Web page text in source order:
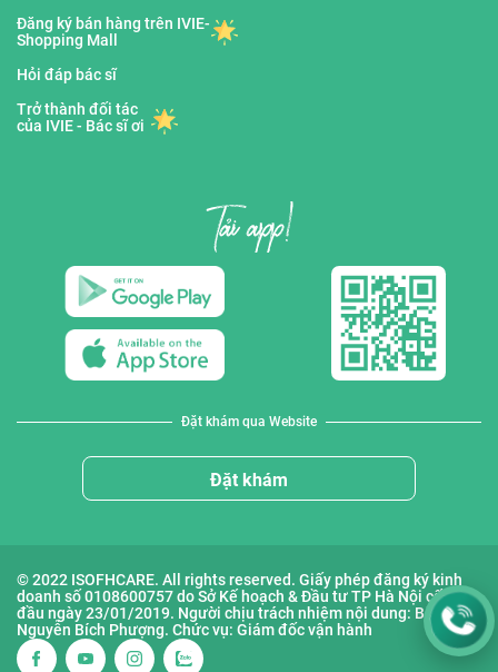
Đăng ký bán hàng trên IVIE-
Shopping Mall
Hỏi đáp bác sĩ
Trở thành đối tác
của IVIE - Bác sĩ ơi
Đặt khám qua Website
Đặt khám
© 2022 ISOFHCARE. All rights reserved. Giấy phép đăng ký kinh
doanh số 0108600757 do Sở Kế hoạch & Đầu tư TP Hà Nội cấp lần
đầu ngày 23/01/2019. Người chịu trách nhiệm nội dung: Bà
Nguyễn Bích Phượng. Chức vụ: Giám đốc vận hành